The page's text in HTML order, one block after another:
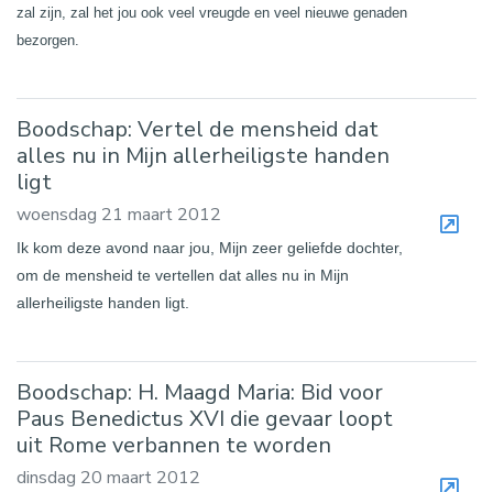
zal zijn, zal het jou ook veel vreugde en veel nieuwe genaden
bezorgen.
Boodschap: Vertel de mensheid dat
alles nu in Mijn allerheiligste handen
ligt
woensdag 21 maart 2012
Ik kom deze avond naar jou, Mijn zeer geliefde dochter,
om de mensheid te vertellen dat alles nu in Mijn
allerheiligste handen ligt.
Boodschap: H. Maagd Maria: Bid voor
Paus Benedictus XVI die gevaar loopt
uit Rome verbannen te worden
dinsdag 20 maart 2012